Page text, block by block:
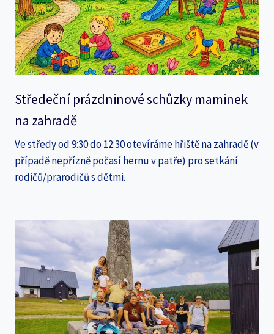
Středeční prázdninové schůzky maminek
na zahradě
Ve středy od 9:30 do 12:30 otevíráme hřiště na zahradě (v
případě nepřízně počasí hernu v patře) pro setkání
rodičů/prarodičů s dětmi.